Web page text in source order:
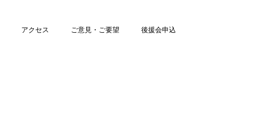
アクセス ご意見・ご要望 後援会申込